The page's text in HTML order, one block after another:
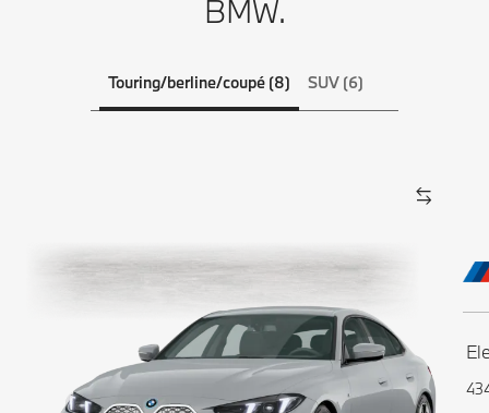
BMW.
Touring/berline/coupé (8) SUV (6)